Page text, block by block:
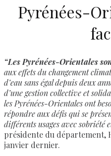
Pyrénées-
“Les Pyrénées-Orientales
aux effets du changement
d’eau sans égal depuis deux
d’une gestion collective et
les Pyrénées-Orientales ont
répondre aux défis qui se
différents usages avec sobriété
présidente du département,
janvier dernier.